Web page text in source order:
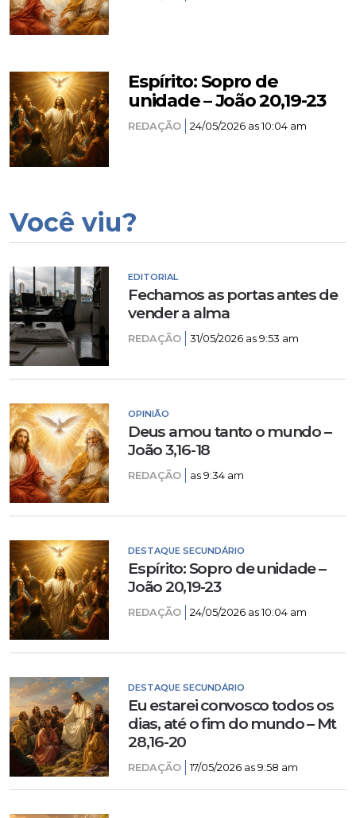
Espírito: Sopro de
unidade – João 20,19-23
REDAÇÃO 24/05/2026 as 10:04 am
Você viu?
EDITORIAL
Fechamos as portas antes de
vender a alma
REDAÇÃO 31/05/2026 as 9:53 am
OPINIÃO
Deus amou tanto o mundo –
João 3,16-18
REDAÇÃO as 9:34 am
DESTAQUE SECUNDÁRIO
Espírito: Sopro de unidade –
João 20,19-23
REDAÇÃO 24/05/2026 as 10:04 am
DESTAQUE SECUNDÁRIO
Eu estarei convosco todos os
dias, até o fim do mundo – Mt
28,16-20
REDAÇÃO 17/05/2026 as 9:58 am